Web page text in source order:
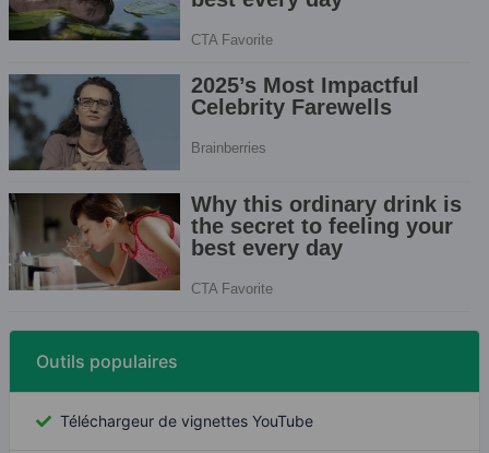
Outils populaires
Téléchargeur de vignettes YouTube